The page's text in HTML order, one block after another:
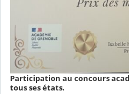
Participation au concours
tous ses états.